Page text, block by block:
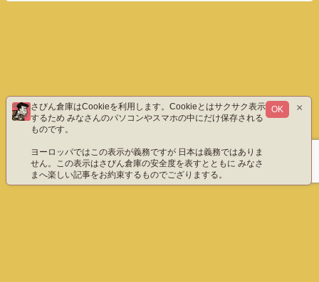
さびん倉庫はCookieを利用します。Cookieとはサクサク表示
するため みなさんのパソコンやスマホの中にだけ保存される
ものです。
ヨーロッパではこの表示が義務ですが 日本は義務ではありま
せん。この表示はさびん倉庫の安全度を表すとともに みなさ
まへ楽しい記事をお約束するものでござりまする。
OK ×